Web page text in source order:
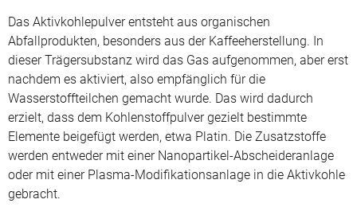
Das Aktivkohlepulver entsteht aus organischen
Abfallprodukten, besonders aus der Kaffeeherstellung. In
dieser Trägersubstanz wird das Gas aufgenommen, aber erst
nachdem es aktiviert, also empfänglich für die
Wasserstoffteilchen gemacht wurde. Das wird dadurch
erzielt, dass dem Kohlenstoffpulver gezielt bestimmte
Elemente beigefügt werden, etwa Platin. Die Zusatzstoffe
werden entweder mit einer Nanopartikel-Abscheideranlage
oder mit einer Plasma-Modifikationsanlage in die Aktivkohle
gebracht.